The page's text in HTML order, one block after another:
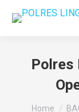
Polres
You are
Home